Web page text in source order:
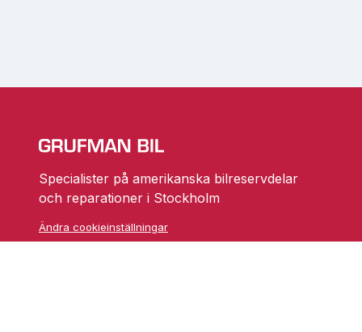
Specialister på amerikanska bilreservdelar
och reparationer i Stockholm
Ändra cookieinställningar